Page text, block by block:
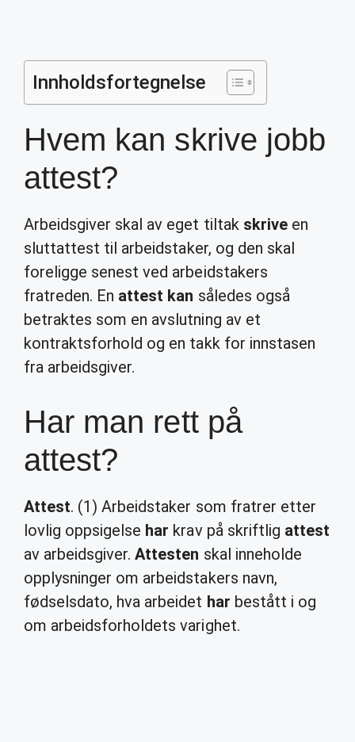
Innholdsfortegnelse
Hvem kan skrive jobb
attest?
Arbeidsgiver skal av eget tiltak skriveen
sluttattest til arbeidstaker, og den skal
foreligge senest ved arbeidstakers
fratreden. En attest kan således også
betraktes som en avslutning av et
kontraktsforhold og en takk for innstasen
fra arbeidsgiver.
Har man rett på
attest?
Attest. (1) Arbeidstaker som fratrer etter
lovlig oppsigelse har krav på skriftlig attest
av arbeidsgiver.Attesten skal inneholde
opplysninger om arbeidstakers navn,
fødselsdato, hva arbeidet har bestått i og
om arbeidsforholdets varighet.